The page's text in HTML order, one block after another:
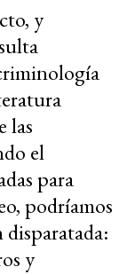
y
las
el
para
podríamos
y